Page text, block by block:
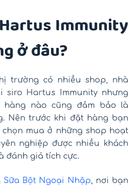
Immunity
ở đâu?
trường có nhiều shop, nhà
siro Hartus Immunity nhưng
hàng nào cũng đảm bảo là
Nên trước khi đặt hàng bạn
chọn mua ở những shop hoạt
nghiệp được nhiều khách
đánh giá tích cực.
Sữa Bột Ngoại Nhập, nơi bạn